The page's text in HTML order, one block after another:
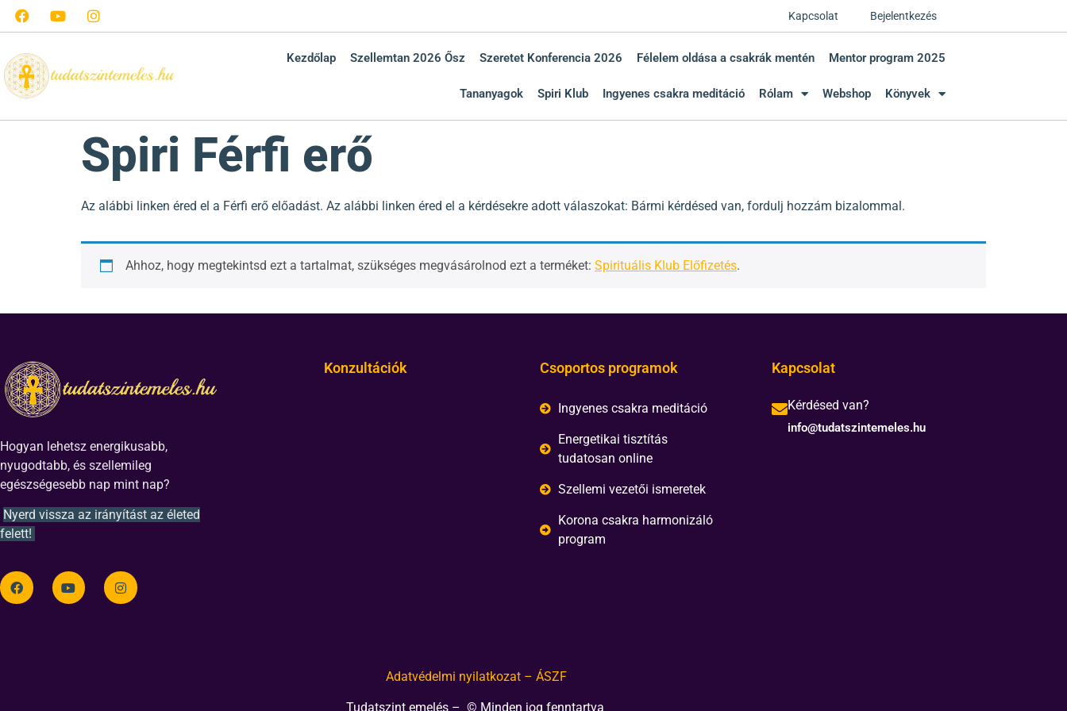
Kapcsolat Bejelentkezés
Kezdőlap Szellemtan 2026 Ősz Szeretet Konferencia 2026 Félelem oldása a csakrák mentén Mentor program 2025
Tananyagok Spiri Klub Ingyenes csakra meditáció Rólam Webshop Könyvek
Spiri Férfi erő
Az alábbi linken éred el a Férfi erő előadást. Az alábbi linken éred el a kérdésekre adott válaszokat: Bármi kérdésed van, fordulj hozzám bizalommal.
Ahhoz, hogy megtekintsd ezt a tartalmat, szükséges megvásárolnod ezt a terméket: Spirituális Klub Előfizetés.
Hogyan lehetsz energikusabb,
nyugodtabb, és szellemileg
egészségesebb nap mint nap?
Nyerd vissza az irányítást az életed
felett!
Konzultációk Csoportos programok
Ingyenes csakra meditáció
Energetikai tisztítás
tudatosan online
Szellemi vezetői ismeretek
Korona csakra harmonizáló
program
Kapcsolat
Kérdésed van?
info@tudatszintemeles.hu
Adatvédelmi nyilatkozat – ÁSZF
Tudatszint emelés – © Minden jog fenntartva